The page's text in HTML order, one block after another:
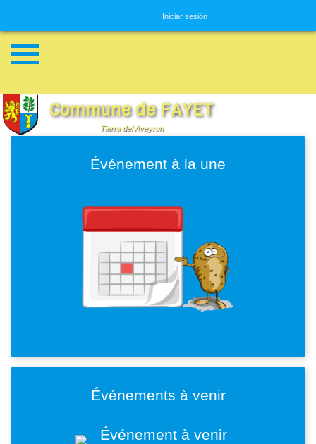
Iniciar sesión
Commune de FAYET
Tierra del Aveyron
Événement à la une
Événements à venir